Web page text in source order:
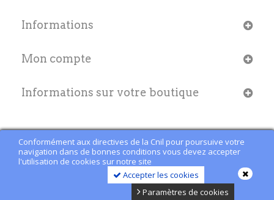
Conformément aux directives de la Cnil pour poursuive votre
navigation dans de bonnes conditions vous devez accepter
l'utilisation de cookies sur notre site
Accepter les cookies
Paramètres de cookies
Informations
Mon compte
Informations sur votre boutique